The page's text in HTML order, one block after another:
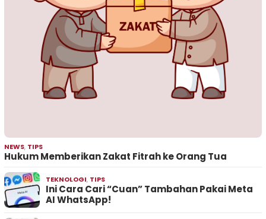
NEWS, TIPS
Hukum Memberikan Zakat Fitrah ke Orang Tua
TEKNOLOGI, TIPS
Ini Cara Cari “Cuan” Tambahan Pakai Meta
AI WhatsApp!